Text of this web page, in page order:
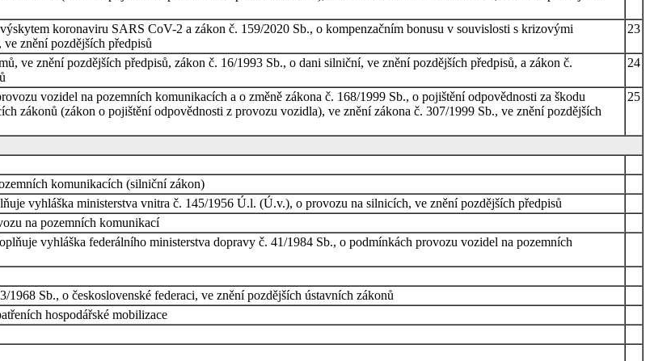
koronaviru SARS CoV-2 a zákon č. 159/2020 Sb., o kompenzačním bonusu v souvislosti s krizovými
znění pozdějších předpisů
23
ve znění pozdějších předpisů, zákon č. 16/1993 Sb., o dani silniční, ve znění pozdějších předpisů, a zákon č.
24
vozidel na pozemních komunikacích a o změně zákona č. 168/1999 Sb., o pojištění odpovědnosti za škodu
zákonů (zákon o pojištění odpovědnosti z provozu vozidla), ve znění zákona č. 307/1999 Sb., ve znění pozdějších
25
komunikacích (silniční zákon)
vyhláška ministerstva vnitra č. 145/1956 Ú.l. (Ú.v.), o provozu na silnicích, ve znění pozdějších předpisů
na pozemních komunikací
vyhláška federálního ministerstva dopravy č. 41/1984 Sb., o podmínkách provozu vozidel na pozemních
Sb., o československé federaci, ve znění pozdějších ústavních zákonů
hospodářské mobilizace